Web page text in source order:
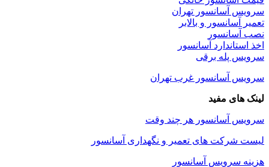
سرویس آسانسور تهران
تعمیر آسانسور و بالابر
نصب آسانسور
اخذ استاندارد آسانسور
سرویس پله برقی
سرویس آسانسور غرب تهران
لینک های مفید
سرویس آسانسور هر چند وقت
لیست شرکت های تعمیر و نگهداری آسانسور
هزینه سرویس آسانسور